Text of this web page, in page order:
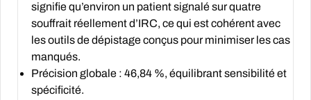
signifie qu’environ un patient signalé sur quatre
souffrait réellement d’IRC, ce qui est cohérent avec
les outils de dépistage conçus pour minimiser les cas
manqués.
Précision globale : 46,84 %, équilibrant sensibilité et
spécificité.